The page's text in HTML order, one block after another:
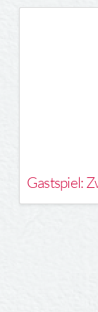
Gastspiel: